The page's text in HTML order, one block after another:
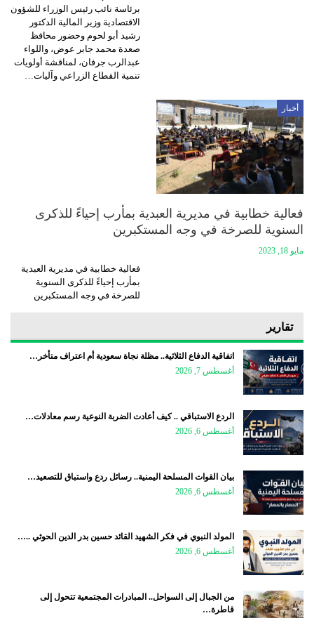
برئاسة نائب رئيس الوزراء للشؤون
الاقتصادية وزير المالية الدكتور
رشيد أبو لحوم وحضور محافظ
صعدة محمد جابر عوض، واللواء
عبدالرب جرفان، لمناقشة أولويات
تنمية القطاع الزراعي وآليات…
أخبار
فعالية خطابية في مديرية العبدية بمأرب إحياءً للذكرى
السنوية للصرخة في وجه المستكبرين
مايو 18, 2023
فعالية خطابية في مديرية العبدية
بمأرب إحياءً للذكرى السنوية
للصرخة في وجه المستكبرين
تقارير
اتفاقية الدفاع الثلاثية.. مظلة نجاة سعودية أم اعتراف متأخر…
أغسطس 7, 2026
الردع الاستباقي .. كيف أعادت الضربة النوعية رسم معادلات…
أغسطس 6, 2026
بيان القوات المسلحة اليمنية.. رسائل ردع واستباق للتصعيد…
أغسطس 6, 2026
المولد النبوي في فكر الشهيد القائد حسين بدر الدين الحوثي ..…
أغسطس 6, 2026
من الجبال إلى السواحل.. المبادرات المجتمعية تتحول إلى
قاطرة…